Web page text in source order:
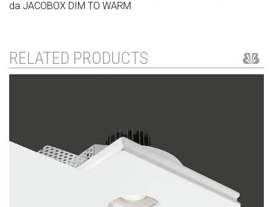
da JACOBOX DIM TO WARM
RELATED PRODUCTS